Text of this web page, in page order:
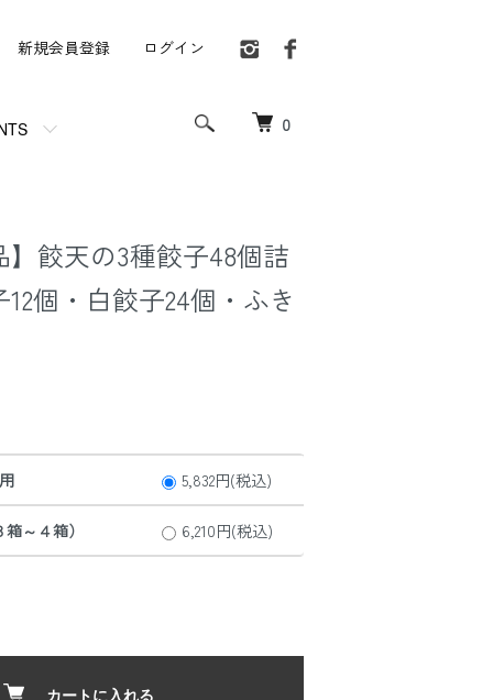
0
新規会員登録 ログイン
餃天の3種餃子48個詰
個・白餃子24個・ふき
5,832円(税込)
～４箱） 6,210円(税込)
カートに入れる